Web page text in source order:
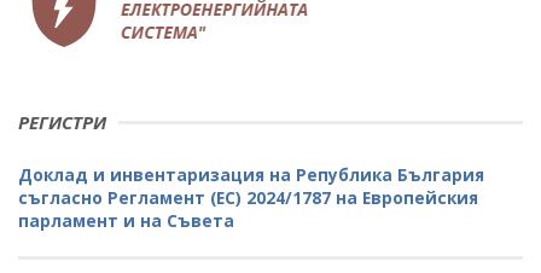
РЕГИСТРИ
Доклад и инвентаризация на Република България
съгласно Регламент (ЕС) 2024/1787 на Европейския
парламент и на Съвета